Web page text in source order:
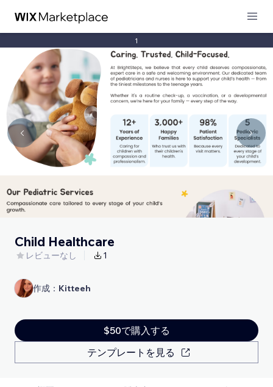
1
Child Healthcare
レビューなし 1
作成： Kitteeh
$50で購入する
テンプレートを見る